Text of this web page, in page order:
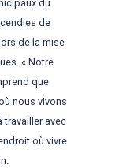
du
de
de la mise
« Notre
que
nous vivons
travailler avec
où vivre